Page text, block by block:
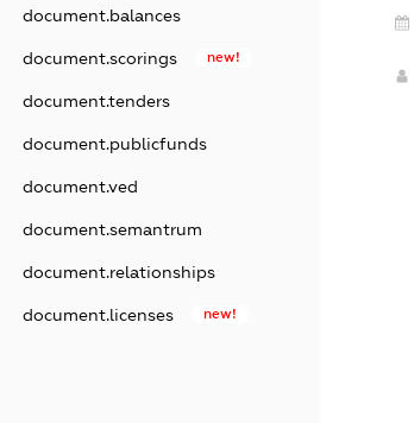
document.balances
document.scorings new!
document.tenders
document.publicfunds
document.ved
document.semantrum
document.relationships
document.licenses new!